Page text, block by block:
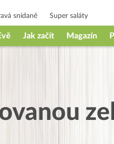
snídaně Super saláty
Jak začít Magazín